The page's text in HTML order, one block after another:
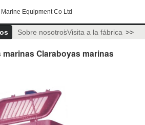
Equipment Co Ltd
Sobre nosotrosVisita a la fábrica >>
Claraboyas marinas